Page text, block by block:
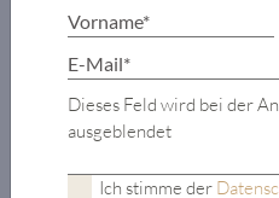
mit jeweils
TerrasseDieses Feld wird bei der
ausgeblendet
Ich stimme der